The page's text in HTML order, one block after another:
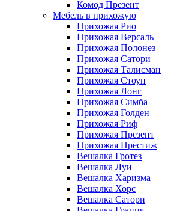
Комод Презент
Мебель в прихожую
Прихожая Рио
Прихожая Версаль
Прихожая Полонез
Прихожая Сатори
Прихожая Талисман
Прихожая Стоун
Прихожая Лонг
Прихожая Симба
Прихожая Голден
Прихожая Риф
Прихожая Презент
Прихожая Престиж
Вешалка Гротез
Вешалка Луи
Вешалка Харизма
Вешалка Хорс
Вешалка Сатори